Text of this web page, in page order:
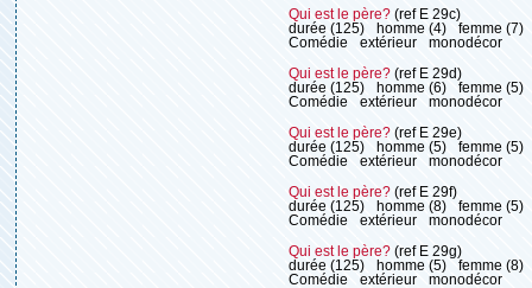
Qui est le père? (ref E 29c)
durée (125)
homme (4)
femme (7)
Comédie
extérieur monodécor
Qui est le père? (ref E 29d)
durée (125)
homme (6)
femme (5)
Comédie
extérieur monodécor
Qui est le père? (ref E 29e)
durée (125)
homme (5)
femme (5)
Comédie
extérieur monodécor
Qui est le père? (ref E 29f)
durée (125)
homme (8)
femme (5)
Comédie
extérieur monodécor
Qui est le père? (ref E 29g)
durée (125)
homme (5)
femme (8)
Comédie
extérieur monodécor